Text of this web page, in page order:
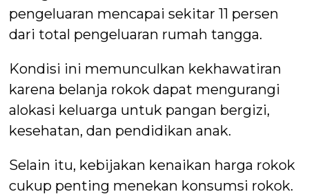
pengeluaran mencapai sekitar 11 persen
dari total pengeluaran rumah tangga.
Kondisi ini memunculkan kekhawatiran
karena belanja rokok dapat mengurangi
alokasi keluarga untuk pangan bergizi,
kesehatan, dan pendidikan anak.
Selain itu, kebijakan kenaikan harga rokok
cukup penting menekan konsumsi rokok.